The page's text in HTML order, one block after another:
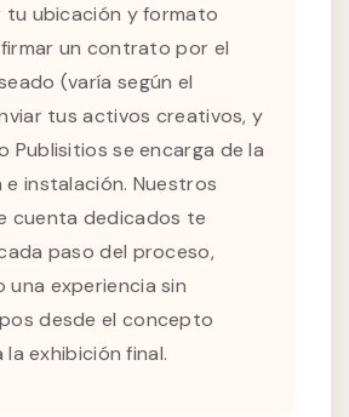
tu ubicación y formato
un contrato por el
(varía según el
tus activos creativos, y
Publisitios se encarga de la
instalación. Nuestros
cuenta dedicados te
paso del proceso,
una experiencia sin
desde el concepto
la exhibición final.